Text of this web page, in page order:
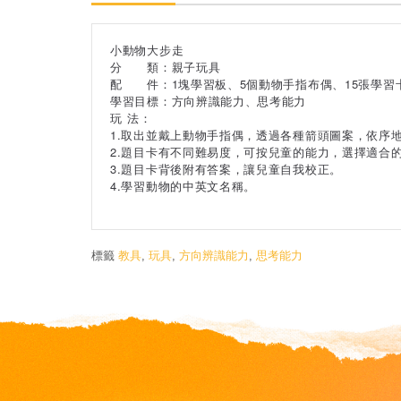
小動物大步走
分 類：親子玩具
配 件：1塊學習板、5個動物手指布偶、15張學習
學習目標：方向辨識能力、思考能力
玩 法：
1.取出並戴上動物手指偶，透過各種箭頭圖案，依序
2.題目卡有不同難易度，可按兒童的能力，選擇適合
3.題目卡背後附有答案，讓兒童自我校正。
4.學習動物的中英文名稱。
標籤 教具 玩具 方向辨識能力 思考能力